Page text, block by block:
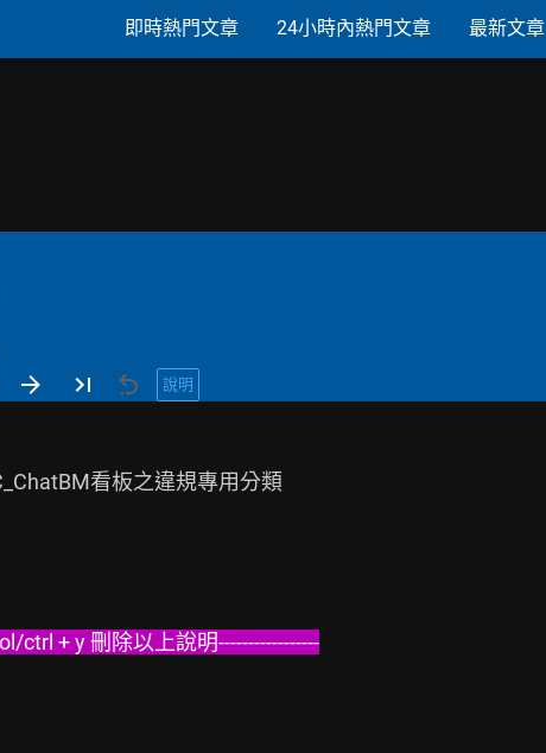
即時熱門文章 24小時內熱門文章 最新文章
說明
看板之違規專用分類
ctrl + y 刪除以上說明-----------------